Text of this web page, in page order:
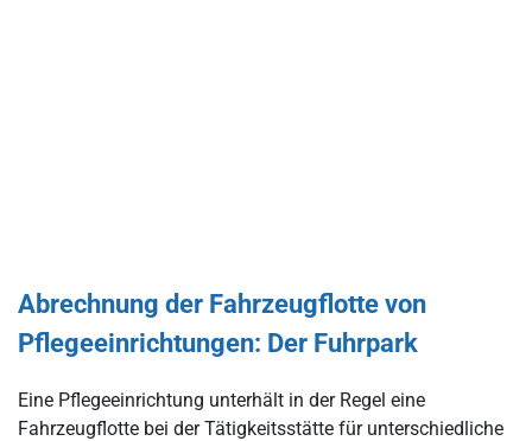
Abrechnung der Fahrzeugflotte von
Pflegeeinrichtungen: Der Fuhrpark
Eine Pflegeeinrichtung unterhält in der Regel eine
Fahrzeugflotte bei der Tätigkeitsstätte für unterschiedliche